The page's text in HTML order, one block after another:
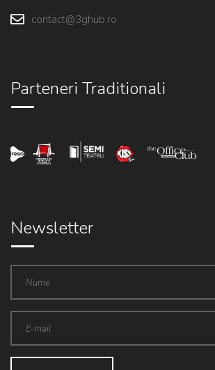
contact@3ghub.ro
Parteneri Traditionali
Newsletter